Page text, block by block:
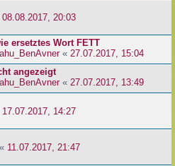
08.08.2017, 20:03
ersetztes Wort FETT
« 27.07.2017, 15:04
angezeigt
« 27.07.2017, 13:49
17.07.2017, 14:27
« 11.07.2017, 21:47